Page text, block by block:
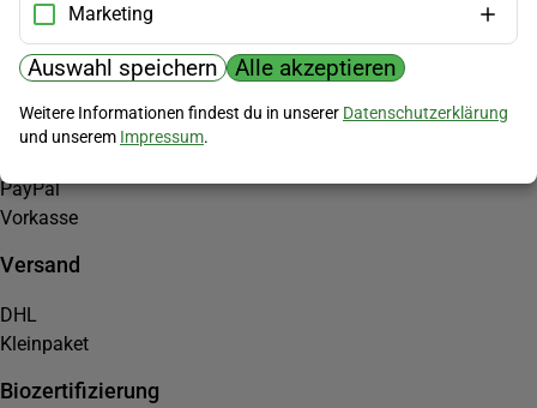
Kundenservice
Widerrufsbelehrung
Zahlungsmöglichkeiten
PayPal
Vorkasse
Versand
DHL
Kleinpaket
Biozertifizierung
Marketing
Auswahl speichern Alle akzeptieren
Weitere Informationen findest du in unserer Datenschutzerklärung
und unserem Impressum.